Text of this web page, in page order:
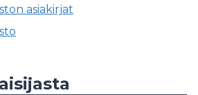
asiakirjat